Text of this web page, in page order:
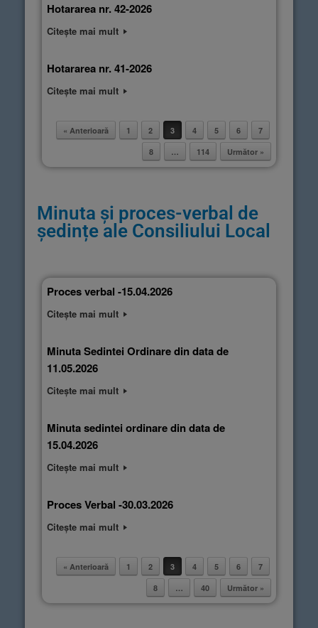
Hotararea nr. 42-2026
Citește mai mult
Hotararea nr. 41-2026
Citește mai mult
Post navigation
« Anterioară 1 2 3 4 5 6
7
8
… 114 Următor »
Minuta și proces-verbal de
ședințe ale Consiliului Local
Proces verbal -15.04.2026
Citește mai mult
Minuta Sedintei Ordinare din data de
11.05.2026
Citește mai mult
Minuta sedintei ordinare din data de
15.04.2026
Citește mai mult
Proces Verbal -30.03.2026
Citește mai mult
Post navigation
« Anterioară 1 2 3 4 5 6
7
8
… 40 Următor »